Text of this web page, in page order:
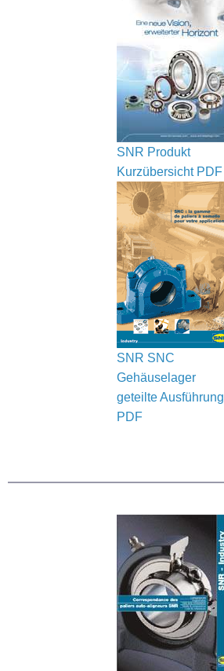
SNR Produkt
Kurzübersicht PDF
SNR SNC
Gehäuselager
geteilte Ausführung
PDF